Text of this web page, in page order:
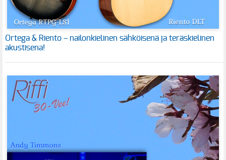
Ortega & Riento – nailonkielinen sähköisenä ja teräskielinen
akustisena!